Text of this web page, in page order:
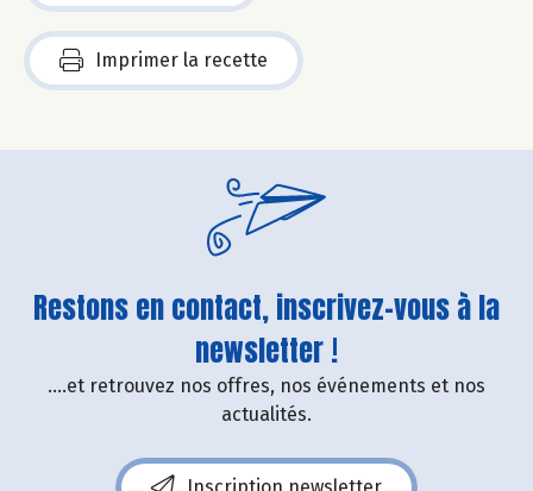
Imprimer la recette
Restons en contact, inscrivez-vous à la
newsletter !
....et retrouvez nos offres, nos événements et nos
actualités.